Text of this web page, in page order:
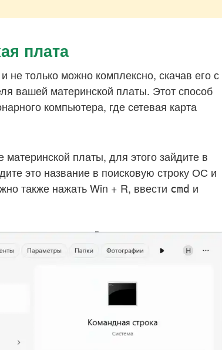
плата
не только можно комплексно, скачав его с
вашей материнской платы. Этот способ
компьютера, где сетевая карта
материнской платы, для этого зайдите в
это название в поисковую строку ОС и
также нажать Win + R, ввести cmd и